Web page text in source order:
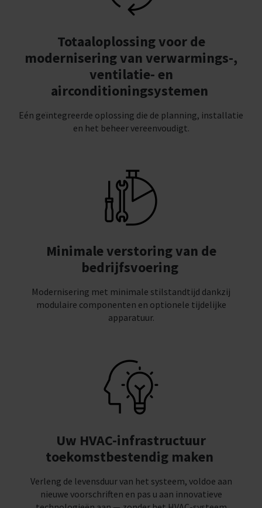
Totaaloplossing voor de
modernisering van verwarmings-,
ventilatie- en
airconditioningsystemen
Eén geïntegreerde oplossing die de planning, installatie
en het beheer vereenvoudigt.
Minimale verstoring van de
bedrijfsvoering
Modernisering met minimale stilstandtijd dankzij
modulaire componenten en optionele tijdelijke
apparatuur.
Uw HVAC-infrastructuur
toekomstbestendig maken
Verleng de levensduur van het systeem, voldoe aan
nieuwe voorschriften en pas u aan innovatieve